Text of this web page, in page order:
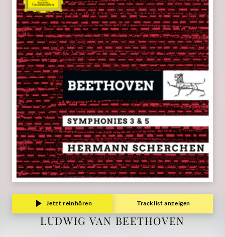
Scherchen
Deutsche
Grammophon
Jetzt reinhören Tracklist anzeigen
LUDWIG VAN BEETHOVEN